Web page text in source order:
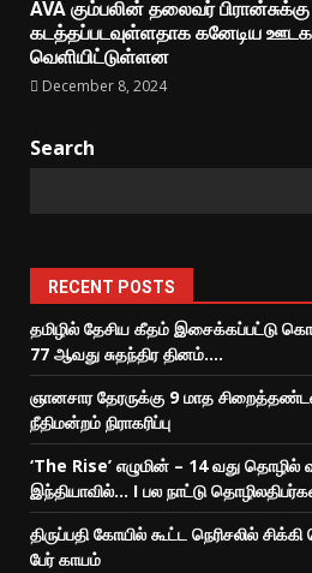
AVA கும்பலின் தலைவர் பிரான்சுக்கு
கடத்தப்படவுள்ளதாக கனேடிய
வெளியிட்டுள்ளன
December 8, 2024
Search
RECENT POSTS
தமிழில் தேசிய கீதம் இசைக்கப்பட்டு
77 ஆவது சுதந்திர தினம்….
ஞானசார தேரருக்கு 9 மாத
நீதிமன்றம் நிராகரிப்பு
‘The Rise’ எழுமின் – 14 வது தொழில்
இந்தியாவில்… I பல நாட்டு
திருப்பதி கோயில் கூட்ட நெரிசலில்
பேர் காயம்